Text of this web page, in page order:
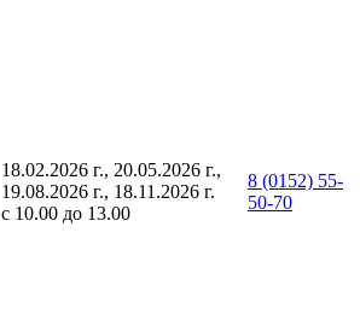
18.02.2026 г., 20.05.2026 г.,
19.08.2026 г., 18.11.2026 г.
с 10.00 до 13.00
8 (0152) 55-
50-70